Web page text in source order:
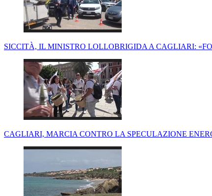
SICCITÀ, IL MINISTRO LOLLOBRIGIDA A CAGLIARI:
CAGLIARI, MARCIA CONTRO LA SPECULAZIONE